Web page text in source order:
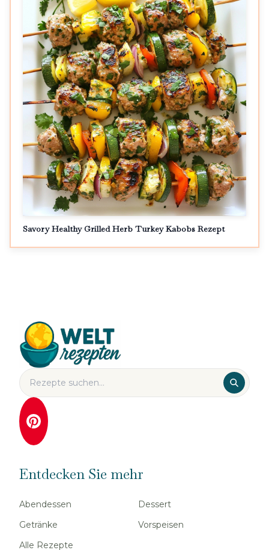
Savory Healthy Grilled Herb Turkey Kabobs Rezept
Entdecken Sie mehr
Abendessen
Dessert
Getränke
Vorspeisen
Alle Rezepte